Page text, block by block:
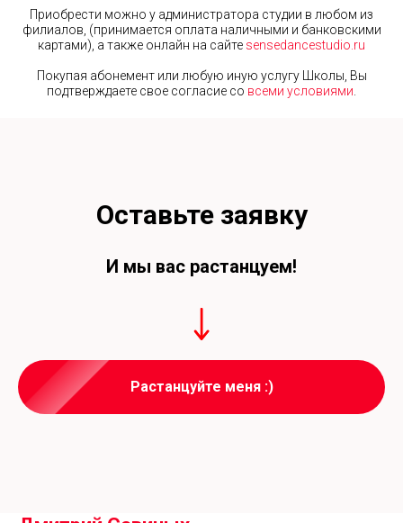
Приобрести можно у администратора студии в любом из
филиалов, (принимается оплата наличными и банковскими
картами), а также онлайн на сайте sensedancestudio.ru
Покупая абонемент или любую иную услугу Школы, Вы
подтверждаете свое согласие со всеми условиями
Оставьте заявку
И мы вас растанцуем!
Растанцуйте меня :)